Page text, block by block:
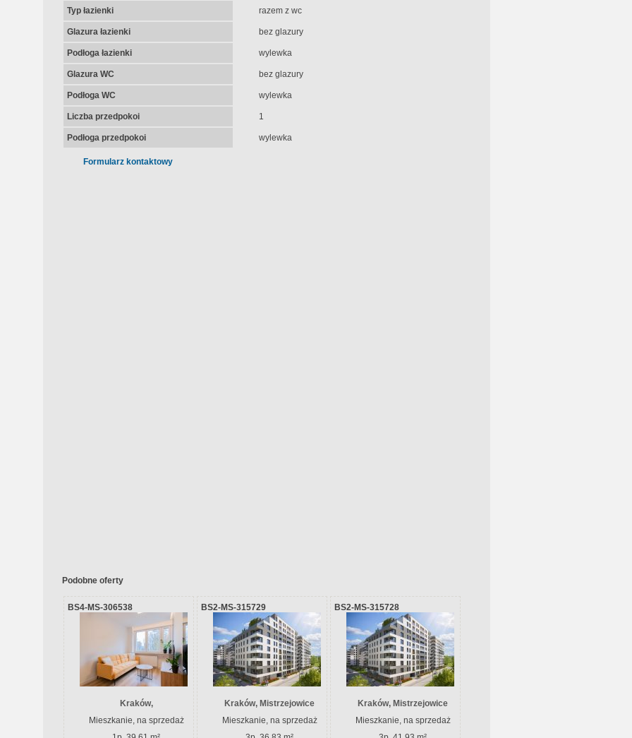
Typ łazienki razem z wc
Glazura łazienki bez glazury
Podłoga łazienki wylewka
Glazura WC bez glazury
Podłoga WC wylewka
Liczba przedpokoi 1
Podłoga przedpokoi wylewka
Formularz kontaktowy
Podobne oferty
BS4-MS-306538
Kraków,
Mieszkanie, na sprzedaż
BS2-MS-315729
Kraków, Mistrzejowice
Mieszkanie, na sprzedaż
BS2-MS-315728
Kraków, Mistrzejowice
Mieszkanie, na sprzedaż